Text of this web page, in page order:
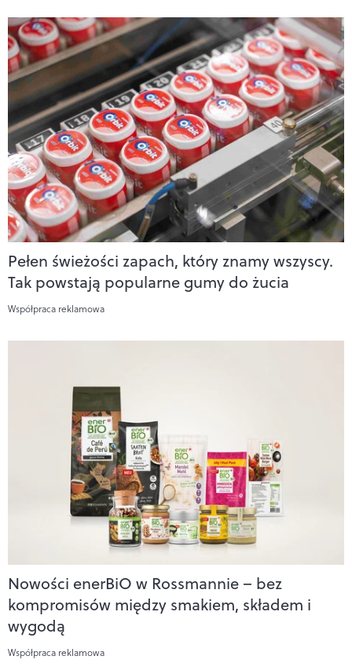
Pełen świeżości zapach, który znamy wszyscy.
Tak powstają popularne gumy do żucia
Współpraca reklamowa
Nowości enerBiO w Rossmannie – bez
kompromisów między smakiem, składem i
wygodą
Współpraca reklamowa